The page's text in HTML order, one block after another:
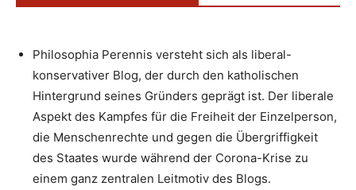
Philosophia Perennis versteht sich als liberal-
konservativer Blog, der durch den katholischen
Hintergrund seines Gründers geprägt ist. Der liberale
Aspekt des Kampfes für die Freiheit der Einzelperson,
die Menschenrechte und gegen die Übergriffigkeit
des Staates wurde während der Corona-Krise zu
einem ganz zentralen Leitmotiv des Blogs.